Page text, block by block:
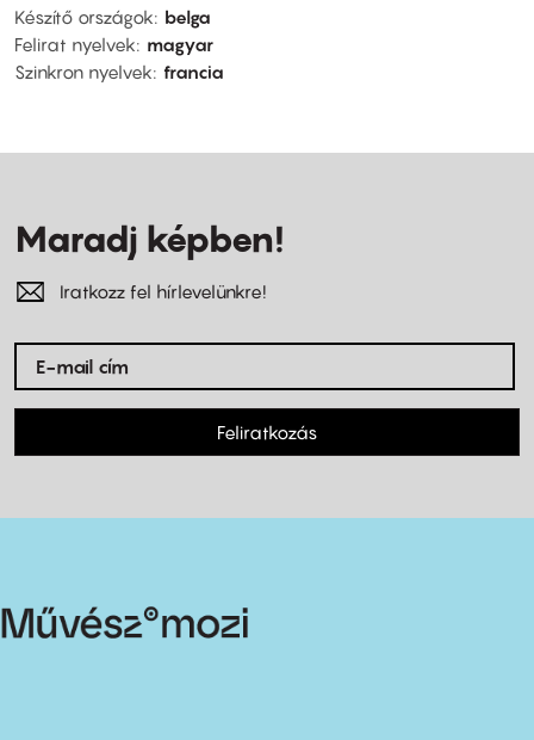
Készítő országok
belga
Felirat nyelvek
magyar
Szinkron nyelvek francia
Maradj képben!
Iratkozz fel hírlevelünkre!
Feliratkozás